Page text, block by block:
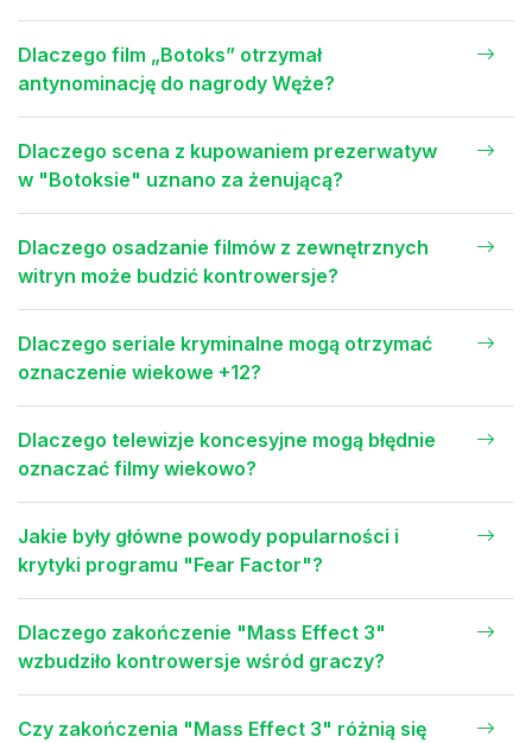
Dlaczego film „Botoks” otrzymał
antynominację do nagrody Węże?
Dlaczego scena z kupowaniem prezerwatyw
w "Botoksie" uznano za żenującą?
Dlaczego osadzanie filmów z zewnętrznych
witryn może budzić kontrowersje?
Dlaczego seriale kryminalne mogą otrzymać
oznaczenie wiekowe +12?
Dlaczego telewizje koncesyjne mogą błędnie
oznaczać filmy wiekowo?
Jakie były główne powody popularności i
krytyki programu "Fear Factor"?
Dlaczego zakończenie "Mass Effect 3"
wzbudziło kontrowersje wśród graczy?
Czy zakończenia "Mass Effect 3" różnią się